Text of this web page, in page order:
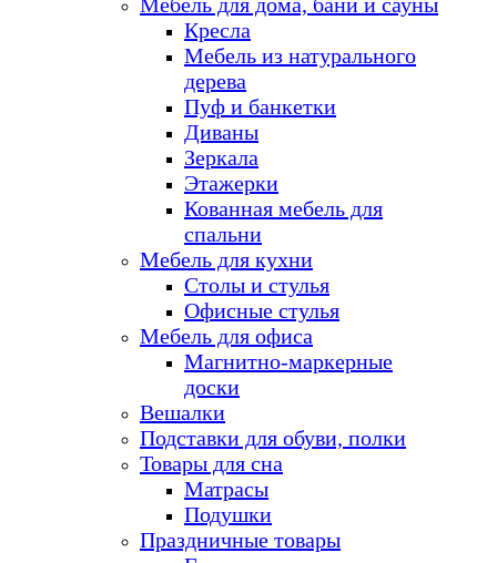
Кресла
Мебель из натурального
дерева
Пуф и банкетки
Диваны
Зеркала
Этажерки
Кованная мебель для
спальни
Мебель для кухни
Столы и стулья
Офисные стулья
Мебель для офиса
Магнитно-маркерные
доски
Вешалки
Подставки для обуви, полки
Товары для сна
Матрасы
Подушки
Праздничные товары